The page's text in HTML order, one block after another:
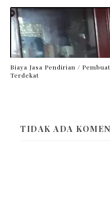
Biaya Jasa Pendirian /
Terdekat
TIDAK ADA